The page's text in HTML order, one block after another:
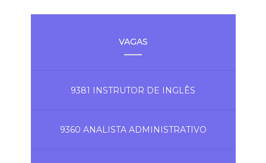
VAGAS
9381 INSTRUTOR DE INGLÊS
9360 ANALISTA ADMINISTRATIVO